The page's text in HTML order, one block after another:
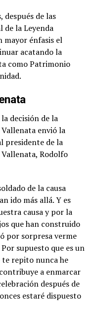
después de las
de la Leyenda
mayor énfasis el
acatando la
como Patrimonio
decisión de la
envió la
presidente de la
Rodolfo
de la causa
ido más allá. Y es
causa y por la
que han construido
por sorpresa verme
supuesto que es un
te repito nunca he
a enmarcar
después de
estaré dispuesto